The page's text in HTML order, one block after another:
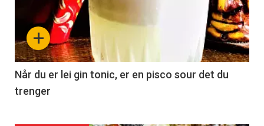
+
Når du er lei gin tonic, er en pisco sour det du
trenger